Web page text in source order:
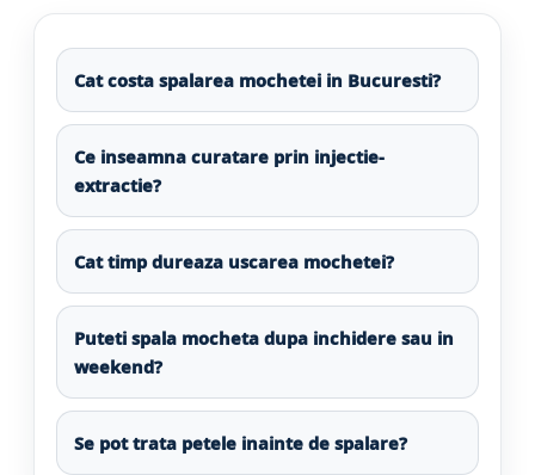
Cat costa spalarea mochetei in Bucuresti?
Ce inseamna curatare prin injectie-
extractie?
Cat timp dureaza uscarea mochetei?
Puteti spala mocheta dupa inchidere sau in
weekend?
Se pot trata petele inainte de spalare?